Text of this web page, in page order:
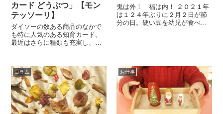
カード どうぶつ」【モン
テッソーリ】
ダイソーの数ある商品のなかで
も特に人気のある知育カード。
最近はさらに種類も充実し、動
の絵合わせカードなど、買って
くるだけで楽しめるお得なカー
ドが目白押しです。 今回、購...
鬼は外！ 福は内！ ２０２１年
は１２４年ぶりに２月２日が節
分の日。硬い豆を幼児が食べる
コラム お仕事